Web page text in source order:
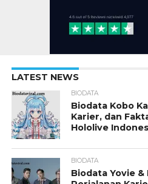
LATEST NEWS
BIODATA
Biodata Kobo
Karier, dan
Hololive
BIODATA
Biodata Yovie &